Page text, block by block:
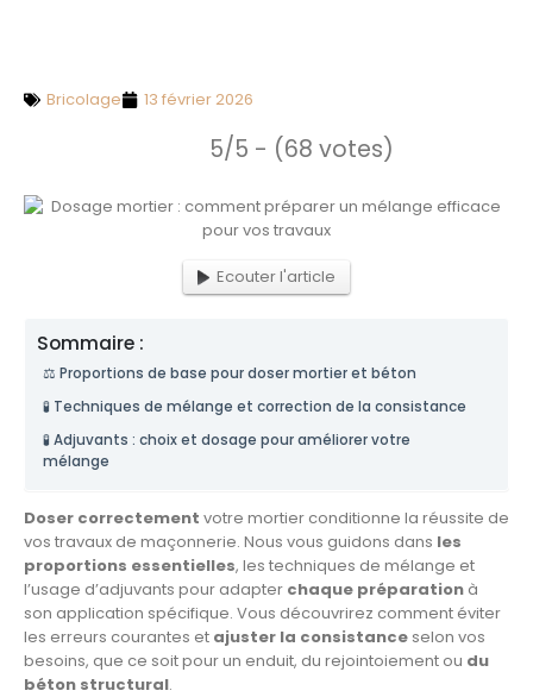
Bricolage 13 février 2026
5/5 - (68 votes)
Ecouter l'article
Sommaire :
⚖️ Proportions de base pour doser mortier et béton
🧪 Techniques de mélange et correction de la consistance
🧪 Adjuvants : choix et dosage pour améliorer votre
mélange
Doser correctement votre mortier conditionne la réussite de
vos travaux de maçonnerie. Nous vous guidons dans les
proportions essentielles, les techniques de mélange et
l’usage d’adjuvants pour adapter chaque préparation à
son application spécifique. Vous découvrirez comment éviter
les erreurs courantes et ajuster la consistance selon vos
besoins, que ce soit pour un enduit, du rejointoiement ou du
béton structural.